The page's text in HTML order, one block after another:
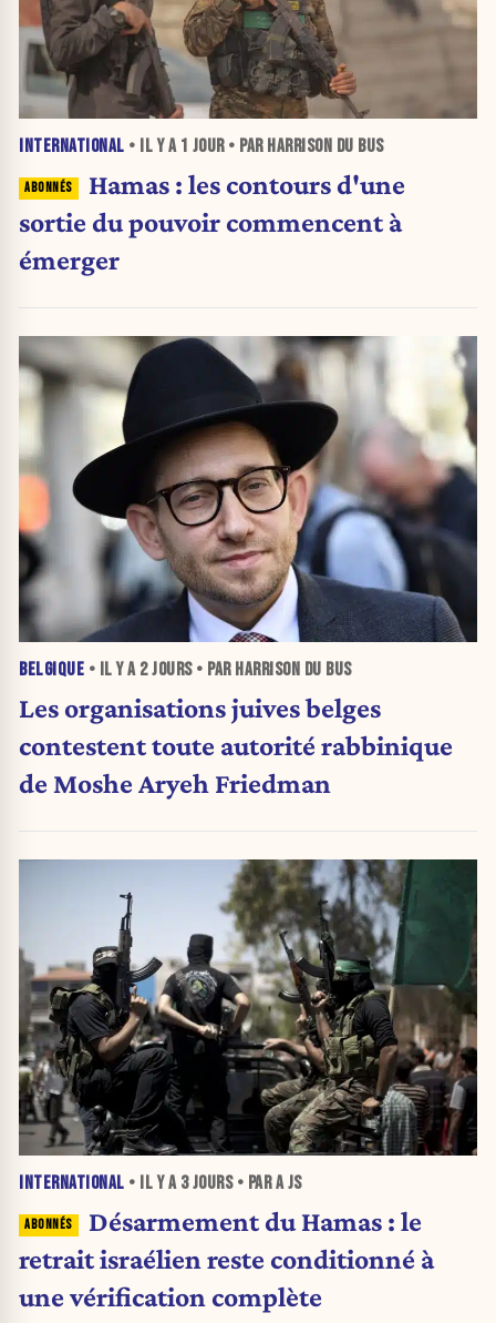
INTERNATIONAL • IL Y A 1 JOUR• PAR HARRISON DU BUS
Hamas : les contours d'une
sortie du pouvoir commencent à
émerger
BELGIQUE • IL Y A 2 JOURS• PAR HARRISON DU BUS
Les organisations juives belges
contestent toute autorité rabbinique
de Moshe Aryeh Friedman
INTERNATIONAL • IL Y A 3 JOURS• PAR A JS
Désarmement du Hamas : le
retrait israélien reste conditionné à
une vérification complète